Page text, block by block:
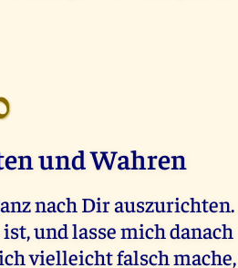
und Wahren
nach Dir auszurichten.
und lasse mich danach
vielleicht falsch mache,